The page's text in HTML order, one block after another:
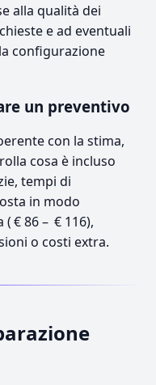
alla qualità dei
e ad eventuali
configurazione
un preventivo
con la stima,
cosa è incluso
tempi di
in modo
€ 86 – € 116),
o costi extra.